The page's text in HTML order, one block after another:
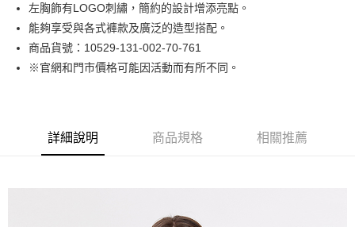
運送方式
宅配(本島)
左胸飾有LOGO刺繡，簡約的設計增添亮點。
能夠享受與各式褲款及廣泛的造型搭配。
商品貨號：10529-131-002-70-761
※官網和門市價格可能因活動而有所不同。
詳細說明 商品規格 相關推薦